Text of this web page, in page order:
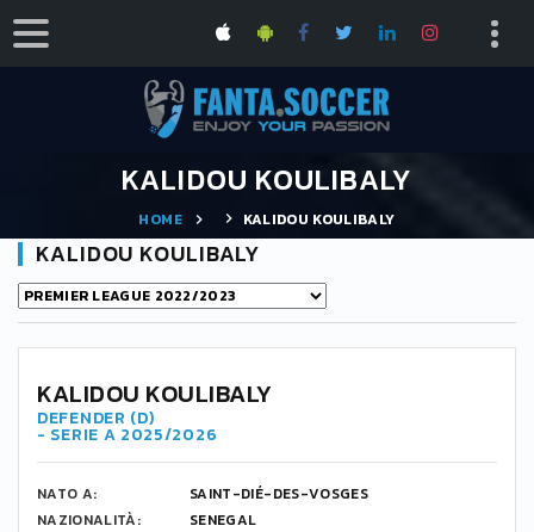
KALIDOU KOULIBALY
HOME KALIDOU KOULIBALY
KALIDOU KOULIBALY
KALIDOU KOULIBALY
DEFENDER (D)
- SERIE A 2025/2026
NATO A:
SAINT-DIÉ-DES-VOSGES
NAZIONALITÀ:
SENEGAL